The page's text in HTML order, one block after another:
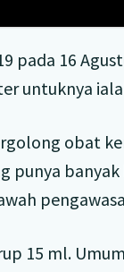
pada 16
untuknya
obat
punya
15 ml.